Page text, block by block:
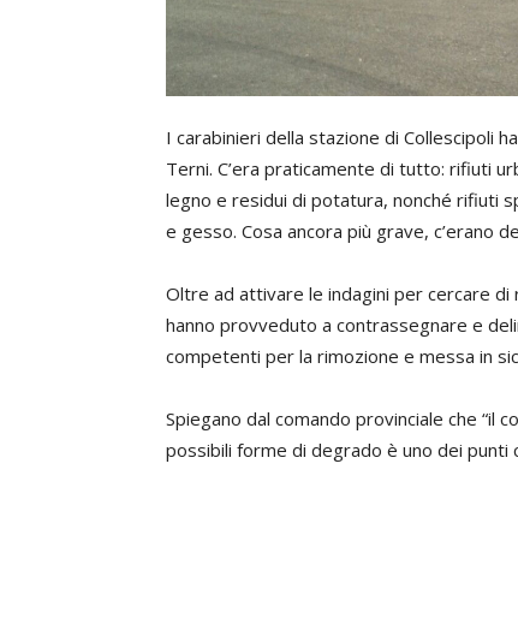
I carabinieri della stazione di Collescipoli
Terni. C’era praticamente di tutto: rifiuti
legno e residui di potatura, nonché rifiuti
e gesso. Cosa ancora più grave, c’erano
Oltre ad attivare le indagini per cercare di
hanno provveduto a contrassegnare e
competenti per la rimozione e messa in
Spiegano dal comando provinciale che “il
possibili forme di degrado è uno dei punti